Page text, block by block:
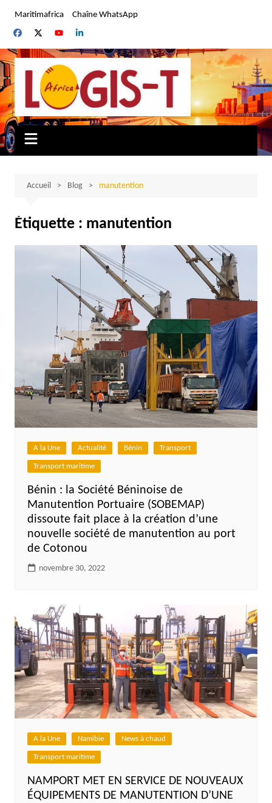
contenu
Maritimafrica Chaîne WhatsApp
Accueil Blog manutention
Étiquette : manutention
A la Une Actualité Bénin Transport
Transport maritime
Bénin : la Société Béninoise de
Manutention Portuaire (SOBEMAP)
dissoute fait place à la création d’une
nouvelle société de manutention au port
de Cotonou
novembre 30, 2022
A la Une Namibie News à chaud
Transport maritime
NAMPORT MET EN SERVICE DE NOUVEAUX
ÉQUIPEMENTS DE MANUTENTION D’UNE